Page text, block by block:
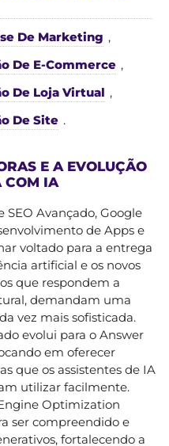
De Marketing ,
De E-Commerce ,
De Loja Virtual ,
De Site .
E A EVOLUÇÃO
COM IA
SEO Avançado, Google
de Apps e
voltado para a entrega
artificial e os novos
que respondem a
demandam uma
vez mais sofisticada.
evolui para o Answer
em oferecer
que os assistentes de IA
utilizar facilmente.
Optimization
ser compreendido e
fortalecendo a